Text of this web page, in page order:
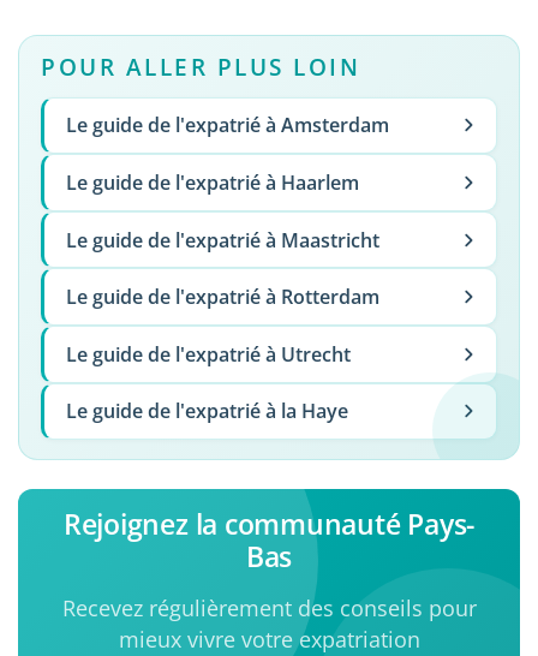
POUR ALLER PLUS LOIN
Le guide de l'expatrié à Amsterdam
Le guide de l'expatrié à Haarlem
Le guide de l'expatrié à Maastricht
Le guide de l'expatrié à Rotterdam
Le guide de l'expatrié à Utrecht
Le guide de l'expatrié à la Haye
Rejoignez la communauté Pays-
Bas
Recevez régulièrement des conseils pour
mieux vivre votre expatriation